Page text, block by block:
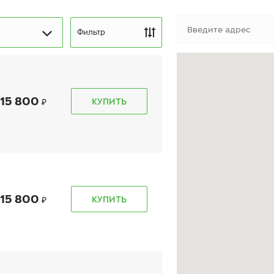
Фильтр
15 800 КУПИТЬ
15 800 КУПИТЬ